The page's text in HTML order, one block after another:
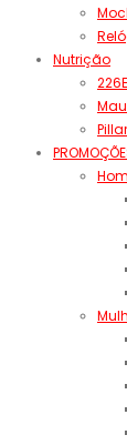
Nutrição
Pillar